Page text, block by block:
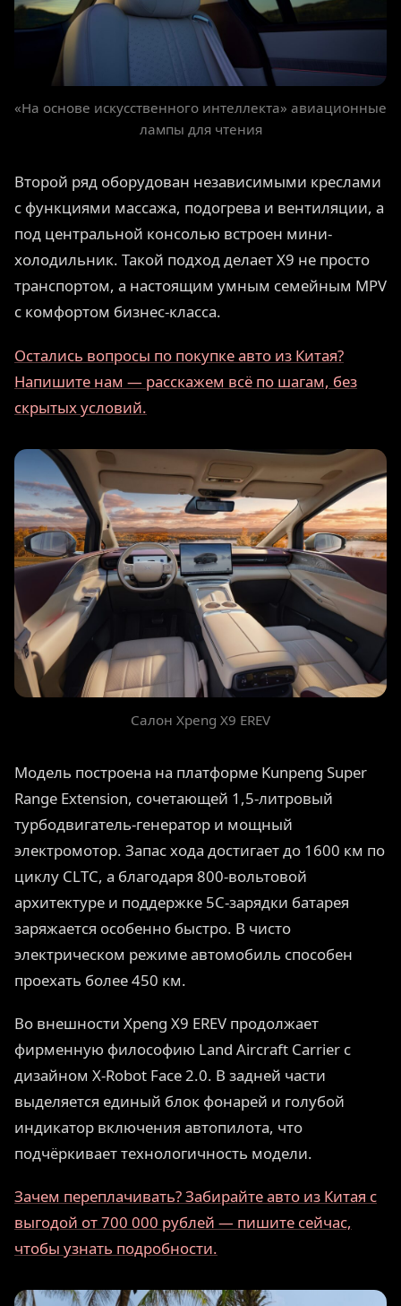
«На основе искусственного интеллекта» авиационные
лампы для чтения
Второй ряд оборудован независимыми креслами
с функциями массажа, подогрева и вентиляции, а
под центральной консолью встроен мини-
холодильник. Такой подход делает X9 не просто
транспортом, а настоящим умным семейным MPV
с комфортом бизнес-класса.
Остались вопросы по покупке авто из Китая?
Напишите нам — расскажем всё по шагам, без
скрытых условий.
Салон Xpeng X9 EREV
Модель построена на платформе Kunpeng Super
Range Extension, сочетающей 1,5-литровый
турбодвигатель-генератор и мощный
электромотор. Запас хода достигает до 1600 км по
циклу CLTC, а благодаря 800-вольтовой
архитектуре и поддержке 5C-зарядки батарея
заряжается особенно быстро. В чисто
электрическом режиме автомобиль способен
проехать более 450 км.
Во внешности Xpeng X9 EREV продолжает
фирменную философию Land Aircraft Carrier с
дизайном X-Robot Face 2.0. В задней части
выделяется единый блок фонарей и голубой
индикатор включения автопилота, что
подчёркивает технологичность модели.
Зачем переплачивать? Забирайте авто из Китая с
выгодой от 700 000 рублей — пишите сейчас,
чтобы узнать подробности.